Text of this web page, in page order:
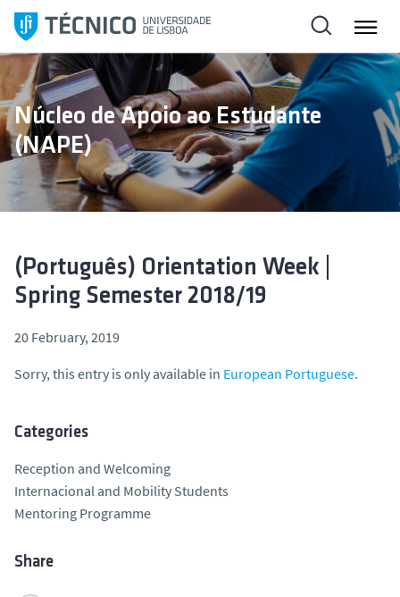
i
p
t
o
o
t
Núcleo de Apoio ao Estudante
(NAPE)
(Português) Orientation Week |
Spring Semester 2018/19
20 February, 2019
Sorry, this entry is only available in European Portuguese.
Categories
Reception and Welcoming
Internacional and Mobility Students
Mentoring Programme
Share